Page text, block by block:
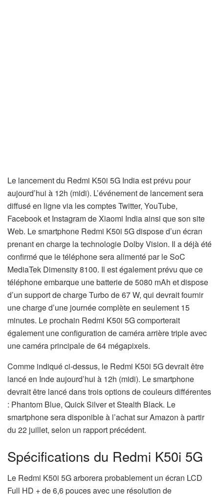
Le lancement du Redmi K50i 5G India est prévu pour
aujourd’hui à 12h (midi). L’événement de lancement sera
diffusé en ligne via les comptes Twitter, YouTube,
Facebook et Instagram de Xiaomi India ainsi que son site
Web. Le smartphone Redmi K50i 5G dispose d’un écran
prenant en charge la technologie Dolby Vision. Il a déjà été
confirmé que le téléphone sera alimenté par le SoC
MediaTek Dimensity 8100. Il est également prévu que ce
téléphone embarque une batterie de 5080 mAh et dispose
d’un support de charge Turbo de 67 W, qui devrait fournir
une charge d’une journée complète en seulement 15
minutes. Le prochain Redmi K50i 5G comporterait
également une configuration de caméra arrière triple avec
une caméra principale de 64 mégapixels.
Comme indiqué ci-dessus, le Redmi K50i 5G devrait être
lancé en Inde aujourd’hui à 12h (midi). Le smartphone
devrait être lancé dans trois options de couleurs différentes
: Phantom Blue, Quick Silver et Stealth Black. Le
smartphone sera disponible à l’achat sur Amazon à partir
du 22 juillet, selon un rapport précédent.
Spécifications du Redmi K50i 5G
Le Redmi K50i 5G arborera probablement un écran LCD
Full HD + de 6,6 pouces avec une résolution de